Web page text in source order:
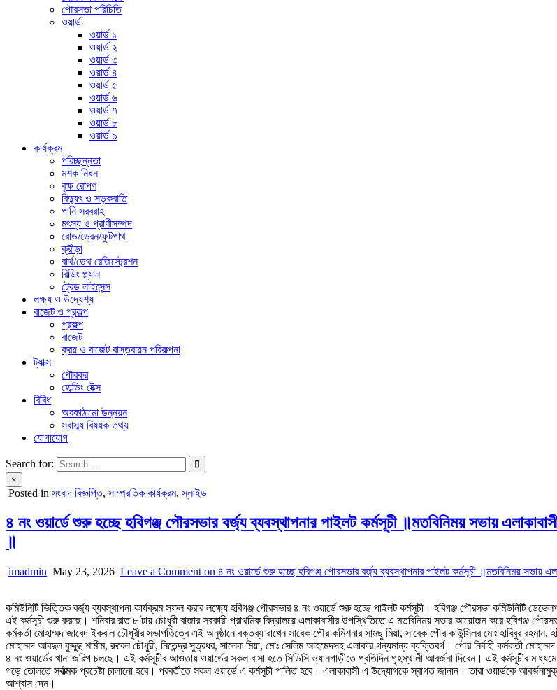
পৌরসভা পরিচিতি
ওয়ার্ড
ওয়ার্ড ১
ওয়ার্ড ২
ওয়ার্ড ৩
ওয়ার্ড ৪
ওয়ার্ড ৫
ওয়ার্ড ৬
ওয়ার্ড ৭
ওয়ার্ড ৮
ওয়ার্ড ৯
কার্যক্রম
পরিচ্ছন্নতা
মশক নিধন
বৃক্ষ রোপণ
বিদ্যুৎ ও সড়কবাতি
পানি সরবরাহ
মৎস্য ও প্রাণীসম্পদ
রোড/ড্রেন/ফুটপাথ
ক্রীড়া
বার্থ/ডেথ রেজিস্ট্রেশন
বিল্ডিং প্ল্যান
ট্রেড লাইসেন্স
লক্ষ্য ও উদ্যেশ্য
বাজেট ও প্রকল্প
প্রকল্প
বাজেট
ক্রয় ও বাজেট বাস্তবায়ন পরিকল্পনা
ট্যাক্স
পৌরকর
হোল্ডিং টেক্স
বিবিধ
অবকাঠামো উন্নয়ন
স্বাস্ব্য বিষয়ক তথ্য
যোগাযোগ
Search for:
×
Posted in সংবাদ বিজ্ঞপ্তি, সাম্প্রতিক কার্যক্রম,স্লাইড
৪ নং ওয়ার্ডে শুরু হচ্ছে হবিগঞ্জ পৌরসভার বর্জ্য ব্যবস্থাপনার পাইলট কর্মসূচী ॥মতবিনিময় সভায়
॥
imadmin May 23, 2026 Leave a Comment on ৪ নং ওয়ার্ডে শুরু হচ্ছে হবিগঞ্জ পৌরসভার বর্জ্য ব্যবস্থাপনার পাইলট কর্মসূচী ॥মতবিনিময় সভায়
কমিউনিটি ভিত্তিক বর্জ্য ব্যবস্থাপনা কার্যক্রম সফল করার লক্ষ্যে হবিগঞ্জ পৌরসভার ৪ নং ওয়ার্ডে শুরু হচ্ছে পাইলট কর্মসূচী। হবিগঞ্জ পৌরসভা কমিউনিটি
এই কর্মসূচী শুরু করছে। শনিবার রাত ৮ টায় চৌধুরী বাজার সরকারী প্রাথমিক বিদ্যালয়ে এলাকাবাসীর উপস্থিতিতে এ মতবিনিময় সভার আয়োজন করে হবিগঞ্জ
কর্মকর্তা মোহাম্মদ জাবেদ ইকবাল চৌধুরীর সভাপতিত্বে এই অনুষ্ঠানে বক্তব্য রাখেন সাবেক পৌর কমিশনার সামছু মিয়া, সাবেক পৌর কাউন্সিলর মোঃ হাবিবুর রহমান,
মোহাম্মদ আবদুল কুদ্দুছ শামীম, রুবেল চৌধুরী, নিতেন্দ্র সুত্রধর, সালেক মিয়া, মোঃ সেলিম আহমেদসহ এলাকার গন্যমান্য ব্যক্তিবর্গ। পৌর নির্বাহী কর্মকর্তা
৪ নং ওয়ার্ডের খানা জরিপ চলছে। এই কর্মসূচীর আওতায় ওয়ার্ডের সকল বাসা হতে সিডিসি ভ্যানগাড়ীতে প্রতিদিন গৃহস্থালী আবর্জনা দিবেন। এই কর্মসূচীর
গড়ে তোলতে সর্বাত্মক প্রচেষ্টা চালানো হবে। পরবর্তীতে সকল ওয়ার্ডে এ কর্মসূচী পালিত হবে। এলাকাবাসী এ উদ্যোগকে স্বাগত জানান। তারা ওয়ার্ডকে
আশ্বাস দেন।